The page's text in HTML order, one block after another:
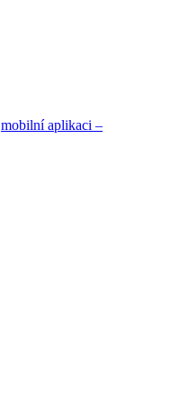
mobilní aplikaci –